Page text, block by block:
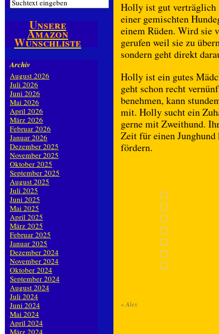
Holly ist gut verträglich
einer gemischten
einem Rüden. Wird sie
gerufen weil sie zu
sondern geht direkt
Holly ist ein gutes
geht schon recht
benehmen, kann
mit. Holly sucht ein
gerne mit Zweithund.
Zeit für einen
fördern.
«Alex
Unsere
Amazon
Wunschliste
Archiv
August 2026
Juli 2026
Juni 2026
Mai 2026
April 2026
März 2026
Februar 2026
Januar 2026
Dezember 2025
November 2025
Oktober 2025
September 2025
August 2025
Juli 2025
Juni 2025
Mai 2025
April 2025
März 2025
Februar 2025
Januar 2025
Dezember 2024
November 2024
Oktober 2024
September 2024
August 2024
Juli 2024
Juni 2024
Mai 2024
April 2024
März 2024